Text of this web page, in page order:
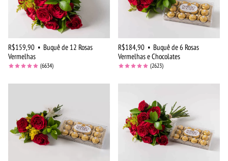
R$159,90 • Buquê de 12 Rosas
Vermelhas
(6634)
R$184,90 • Buquê de 6 Rosas
Vermelhas e Chocolates
(2623)